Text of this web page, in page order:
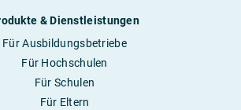
& Dienstleistungen
Für Ausbildungsbetriebe
Für Hochschulen
Für Schulen
Für Eltern